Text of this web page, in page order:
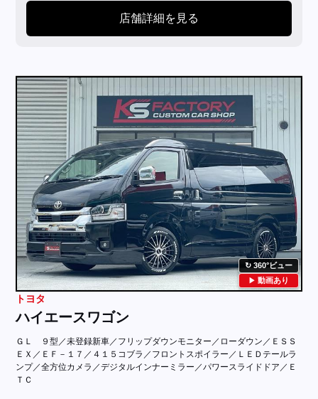
店舗詳細を見る
360°ビュー
動画あり
トヨタ
ハイエースワゴン
ＧＬ ９型／未登録新車／フリップダウンモニター／ローダウン／ＥＳＳ
ＥＸ／ＥＦ－１７／４１５コブラ／フロントスポイラー／ＬＥＤテールラ
ンプ／全方位カメラ／デジタルインナーミラー／パワースライドドア／Ｅ
ＴＣ